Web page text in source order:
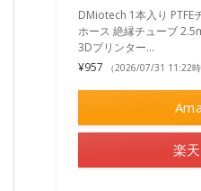
DMiotech 1本入り PTFE
ホース 絶縁チューブ
3Dプリンター…
¥957
（2026/07/31 11:22
楽